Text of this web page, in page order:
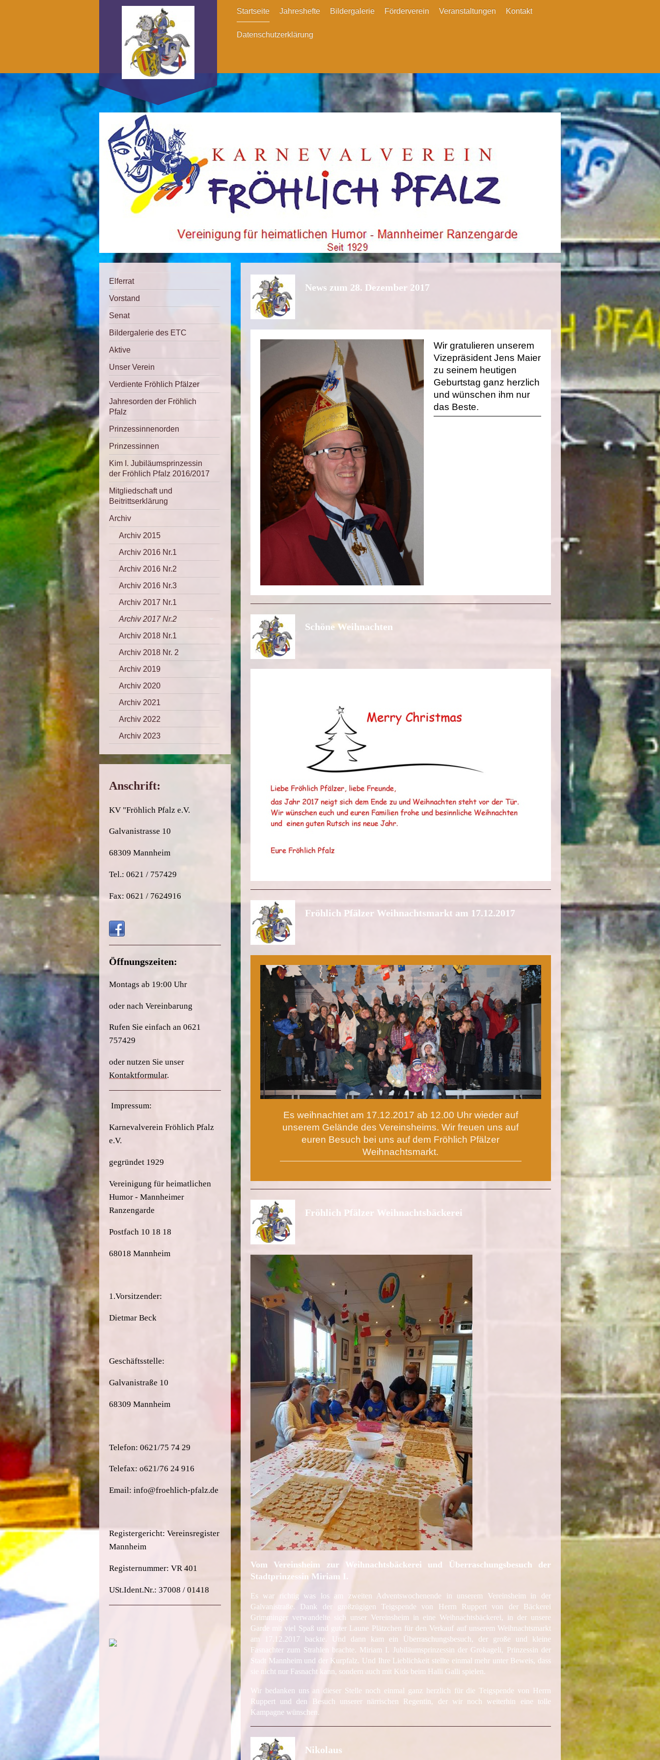
Startseite Jahreshefte Bildergalerie Förderverein Veranstaltungen Kontakt
Datenschutzerklärung
News zum 28. Dezember 2017
Wir gratulieren unserem
Vizepräsident Jens Maier
zu seinem heutigen
Geburtstag ganz herzlich
und wünschen ihm nur
das Beste.
Schöne Weihnachten
Fröhlich Pfälzer Weihnachtsmarkt am 17.12.2017
Es weihnachtet am 17.12.2017 ab 12.00 Uhr wieder auf
unserem Gelände des Vereinsheims. Wir freuen uns auf
euren Besuch bei uns auf dem Fröhlich Pfälzer
Weihnachtsmarkt.
Fröhlich Pfälzer Weihnachtsbäckerei
Vom Vereinsheim zur Weihnachtsbäckerei und Überraschungsbesuch der
Stadtprinzessin Miriam I.
Es war richtig was los am zweiten Adventswochenende in unserem Vereinsheim in der
Galvanistraße. Dank der großzügigen Teigspende von Herrn Ruppert von der Bäckerei
Grimminger verwandelte sich unser Vereinsheim in eine Weihnachtsbäckerei, in der unsere
Garde mit viel Spaß und guter Laune Plätzchen für den Verkauf auf unserem Weihnachtsmarkt
am 17.12.2017 backte. Und dann kam ein Überraschungsbesuch, der große und kleine
Fasnachter zum Strahlen brachte. Miriam I. Jubiläumsprinzessin der Grokageli, Prinzessin der
Stadt Mannheim und der Kurpfalz. Und Ihre Lieblichkeit stellte einmal mehr unter Beweis, dass
sie nicht nur Fasnacht kann, sondern auch mit Kids beim Halli Galli spielen.
Wir bedanken uns an dieser Stelle noch einmal ganz herzlich für die Teigspende von Herrn
Ruppert und den Besuch unserer närrischen Regentin, der wir noch weiterhin eine tolle
Kampagne wünschen.
Nikolaus
Elferrat
Vorstand
Senat
Bildergalerie des ETC
Aktive
Unser Verein
Verdiente Fröhlich Pfälzer
Jahresorden der Fröhlich
Pfalz
Prinzessinnenorden
Prinzessinnen
Kim I. Jubiläumsprinzessin
der Fröhlich Pfalz 2016/2017
Mitgliedschaft und
Beitrittserklärung
Archiv
Archiv 2015
Archiv 2016 Nr.1
Archiv 2016 Nr.2
Archiv 2016 Nr.3
Archiv 2017 Nr.1
Archiv 2017 Nr.2
Archiv 2018 Nr.1
Archiv 2018 Nr. 2
Archiv 2019
Archiv 2020
Archiv 2021
Archiv 2022
Archiv 2023
Anschrift:
KV "Fröhlich Pfalz e.V.
Galvanistrasse 10
68309 Mannheim
Tel.: 0621 / 757429
Fax: 0621 / 7624916
Öffnungszeiten:
Montags ab 19:00 Uhr
oder nach Vereinbarung
Rufen Sie einfach an 0621
757429
oder nutzen Sie unser
Kontaktformular.
Impressum:
Karnevalverein Fröhlich Pfalz
e.V.
gegründet 1929
Vereinigung für heimatlichen
Humor - Mannheimer
Ranzengarde
Postfach 10 18 18
68018 Mannheim
1.Vorsitzender:
Dietmar Beck
Geschäftsstelle:
Galvanistraße 10
68309 Mannheim
Telefon: 0621/75 74 29
Telefax: o621/76 24 916
Email: info@froehlich-pfalz.de
Registergericht: Vereinsregister
Mannheim
Registernummer: VR 401
USt.Ident.Nr.: 37008 / 01418